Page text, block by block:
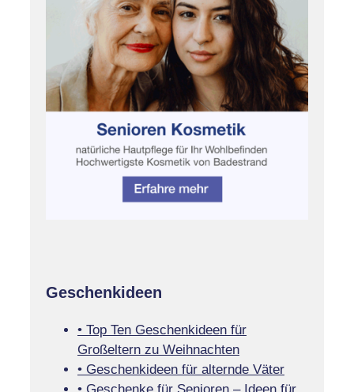
Geschenkideen
• Top Ten Geschenkideen für
Großeltern zu Weihnachten
• Geschenkideen für alternde Väter